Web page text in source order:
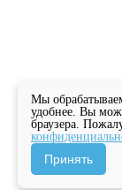
Мы
удобнее. Вы
браузера.
Принять